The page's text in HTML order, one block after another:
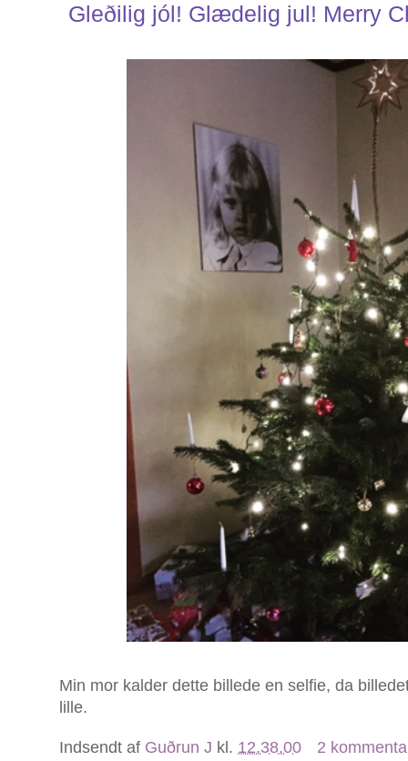
Gleðilig jól! Glædelig jul! Merry
Min mor kalder dette billede en selfie, da
lille.
Indsendt af Guðrun J kl. 12.38.00
2